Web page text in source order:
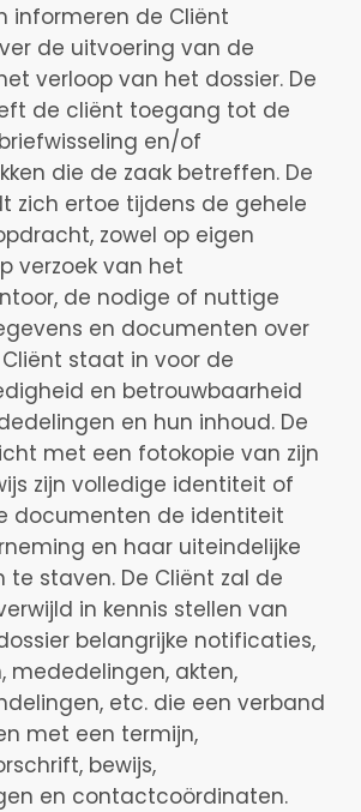
informeren de Cliënt
de uitvoering van de
verloop van het dossier. De
de cliënt toegang tot de
en/of
die de zaak betreffen. De
zich ertoe tijdens de gehele
zowel op eigen
verzoek van het
de nodige of nuttige
en documenten over
staat in voor de
en betrouwbaarheid
en hun inhoud. De
met een fotokopie van zijn
zijn volledige identiteit of
documenten de identiteit
en haar uiteindelijke
staven. De Cliënt zal de
in kennis stellen van
belangrijke notificaties,
mededelingen, akten,
etc. die een verband
met een termijn,
bewijs,
en contactcoördinaten.